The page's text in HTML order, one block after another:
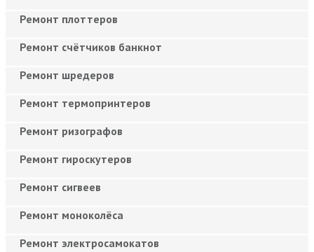
Ремонт плоттеров
Ремонт счётчиков банкнот
Ремонт шредеров
Ремонт термопринтеров
Ремонт ризографов
Ремонт гироскутеров
Ремонт сигвеев
Ремонт моноколёса
Ремонт электросамокатов